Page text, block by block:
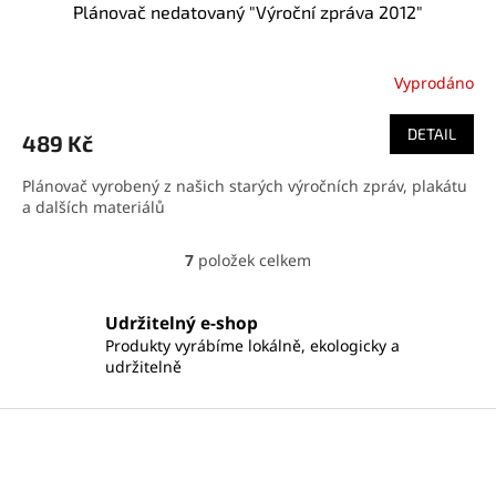
Plánovač nedatovaný "Výroční zpráva 2012"
Vyprodáno
489 Kč DETAIL
Plánovač vyrobený z našich starých výročních zpráv, plakátu
a dalších materiálů
O
á
d
í
7 položek celkem
Udržitelný e-shop
Produkty vyrábíme lokálně, ekologicky a
udržitelně